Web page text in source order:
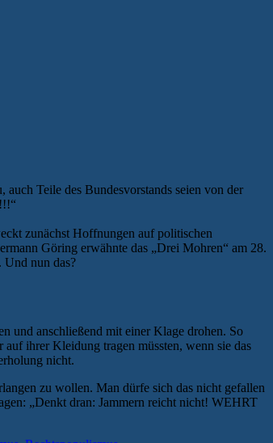
Teile des Bundesvorstands seien von der
zunächst Hoffnungen auf politischen
Göring erwähnte das „Drei Mohren“ am 28.
Und nun das?
und anschließend mit einer Klage drohen. So
ihrer Kleidung tragen müssten, wenn sie das
nicht.
zu wollen. Man dürfe sich das nicht gefallen
„Denkt dran: Jammern reicht nicht! WEHRT